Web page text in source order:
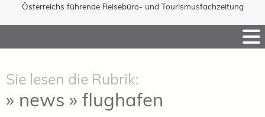
Österreichs führende Reisebüro- und Tourismusfachzeitung
to
Sie lesen die Rubrik:
» news » flughafen